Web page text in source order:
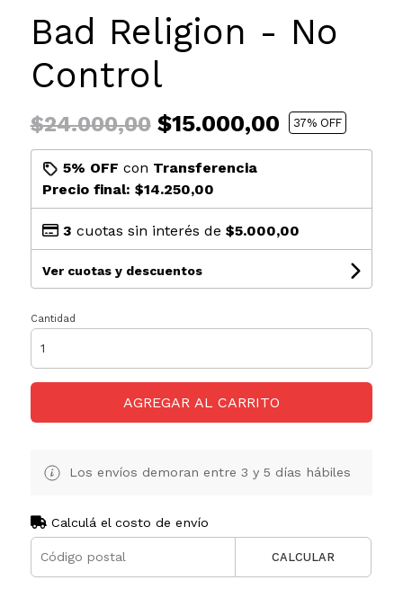
Bad Religion - No
Control
$24.000,00$15.000,00 37% OFF
5% OFF con Transferencia
Precio final: $14.250,00
3 cuotas sin interés de $5.000,00
Ver cuotas y descuentos
Cantidad
AGREGAR AL CARRITO
Los envíos demoran entre 3 y 5 días hábiles
Calculá el costo de envío
CALCULAR